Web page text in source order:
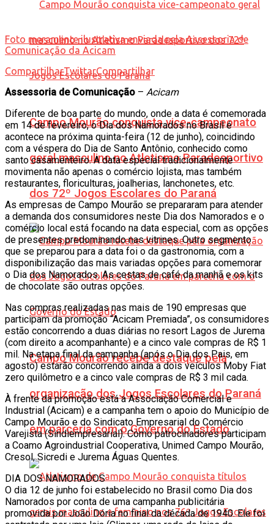
Campo Mourão conquista vice-campeonato
geral masculino no Atletismo Paradesportivo
dos 72º Jogos Escolares do Paraná
Campo Mourão recebe destaque pela
organização dos Jogos Escolares do Paraná
em parceria com o Governo do Estado
Foto meramente ilustrativa enviada pela Assessoria de
Comunicação da Acicam
CompartilharTwittarCompartilhar
Assessoria de Comunicação – Acicam
Diferente de boa parte do mundo, onde a data é comemorada
em 14 de fevereiro, o Dia dos Namorados no Brasil é
acontece na próxima quinta-feira (12 de junho), coincidindo
com a véspera do Dia de Santo Antônio, conhecido como
santo casamenteiro. A data especial tradicionalmente
movimenta não apenas o comércio lojista, mas também
restaurantes, floriculturas, joalherias, lanchonetes, etc.
As empresas de Campo Mourão se prepararam para atender
a demanda dos consumidores neste Dia dos Namorados e o
comércio local está focando na data especial, com as opções
de presentes predominando nas vitrines. Outro segmento
que se preparou para a data foi o da gastronomia, com a
disponibilização das mais variadas opções para comemorar
o Dia dos Namorados. As cestas de café da manhã e os kits
de chocolate são outras opções.
Nas compras realizadas nas mais de 190 empresas que
participam da promoção “Acicam Premiada”, os consumidores
estão concorrendo a duas diárias no resort Lagos de Jurema
(com direito a acompanhante) e a cinco vale compras de R$ 1
mil. Na etapa final da campanha (após o Dia dos Pais, em
agosto) estarão concorrendo ainda a dois veículos Moby Fiat
zero quilômetro e a cinco vale compras de R$ 3 mil cada.
À frente da promoção está a Associação Comercial e
Industrial (Acicam) e a campanha tem o apoio do Município de
Campo Mourão e do Sindicato Empresarial do Comércio
Varejista (Sindiempresarial). Como patrocinadores participam
a Coamo Agroindustrial Cooperativa, Unimed Campo Mourão,
Cresol, Sicredi e Jurema Águas Quentes.
DIA DOS NAMORADOS
O dia 12 de junho foi estabelecido no Brasil como Dia dos
Namorados por conta de uma campanha publicitária
promovida por João Dória no final da década de 1940. Ele foi